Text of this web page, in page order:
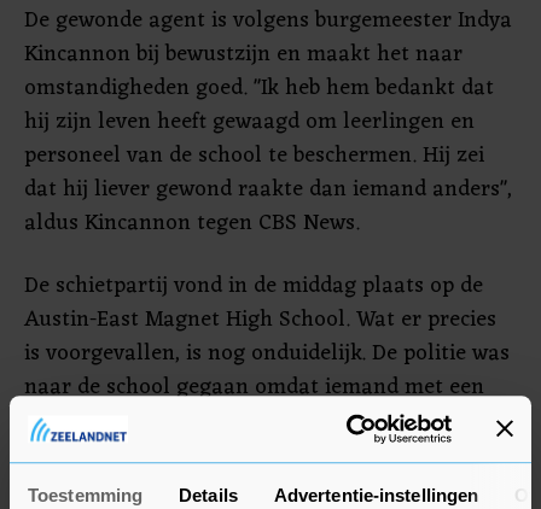
Toestemming Details Advertentie-instellingen
De gewonde agent is volgens burgemeester Indya
Kincannon bij bewustzijn en maakt het naar
omstandigheden goed. "Ik heb hem bedankt dat
hij zijn leven heeft gewaagd om leerlingen en
personeel van de school te beschermen. Hij zei
dat hij liever gewond raakte dan iemand anders",
aldus Kincannon tegen CBS News.
De schietpartij vond in de middag plaats op de
Austin-East Magnet High School. Wat er precies
is voorgevallen, is nog onduidelijk. De politie was
naar de school gegaan omdat iemand met een
wapen zou zijn gezien. Toen de verdachte door
agenten werd benaderd, zijn er schoten gelost,
aldus de politie.